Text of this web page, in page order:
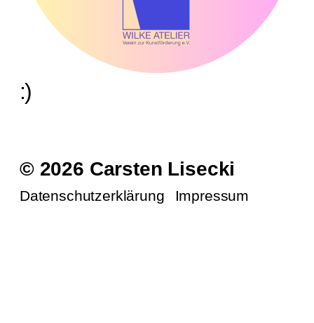
:)
© 2026 Carsten Lisecki
Datenschutzerklärung Impressum